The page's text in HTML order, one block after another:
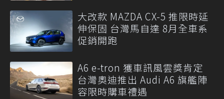
大改款 MAZDA CX-5 推限時延
伸保固 台灣馬自達 8月全車系
促銷開跑
A6 e-tron 獲車訊風雲獎肯定
台灣奧迪推出 Audi A6 旗艦陣
容限時購車禮遇